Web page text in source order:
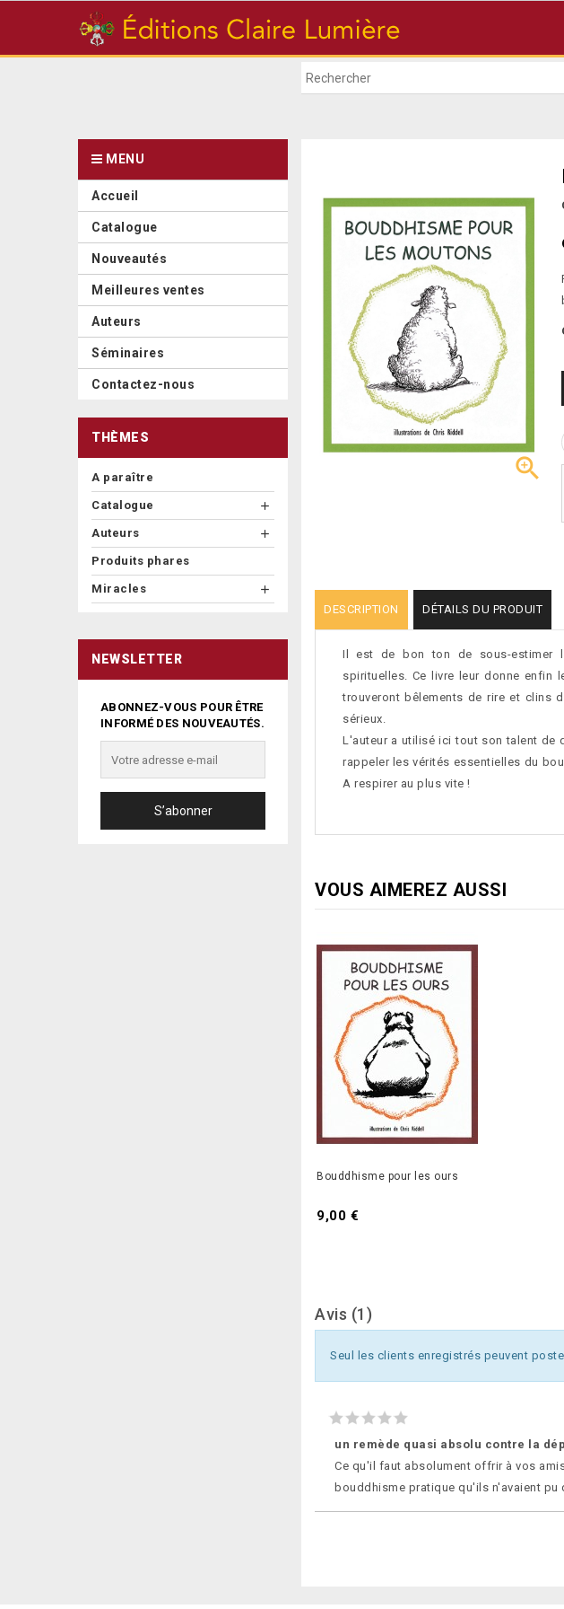
MENU
Accueil
Catalogue
Nouveautés
Meilleures ventes
Auteurs
Séminaires
Contactez-nous
THÈMES
A paraître
Catalogue

Auteurs

Produits phares
Miracles 
NEWSLETTER
ABONNEZ-VOUS POUR ÊTRE
INFORMÉ DES NOUVEAUTÉS.

DESCRIPTION DÉTAILS DU PRODUIT
Il est de bon ton de sous-estimer
spirituelles. Ce livre leur donne enfin
trouveront bêlements de rire et clins
sérieux.
L'auteur a utilisé ici tout son talent de
rappeler les vérités essentielles du
A respirer au plus vite !
VOUS AIMEREZ AUSSI
Bouddhisme pour les ours
Prix
9,00 €
Avis (1)
Seul les clients enregistrés peuvent
un remède quasi absolu contre la
Ce qu'il faut absolument offrir à vos
bouddhisme pratique qu'ils n'avaient pu